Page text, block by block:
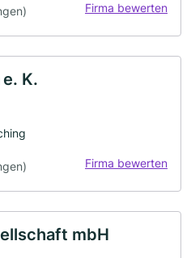
Firma bewerten
K.
Firma bewerten
mbH